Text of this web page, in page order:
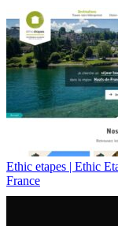
Ethic etapes | Ethic
France